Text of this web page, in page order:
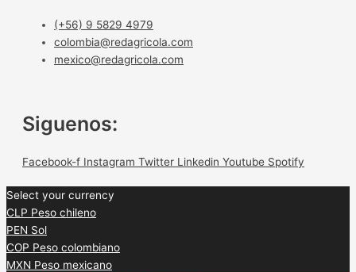
(+56) 9 5829 4979
colombia@redagricola.com
mexico@redagricola.com
Siguenos:
Facebook-f Instagram Twitter Linkedin Youtube Spotify
Select your currency
CLP Peso chileno
PEN Sol
COP Peso colombiano
MXN Peso mexicano